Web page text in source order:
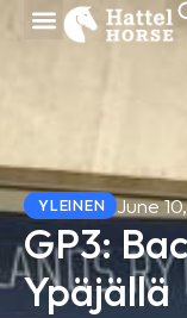
YLEINEN June
GP3:
Ypäjällä